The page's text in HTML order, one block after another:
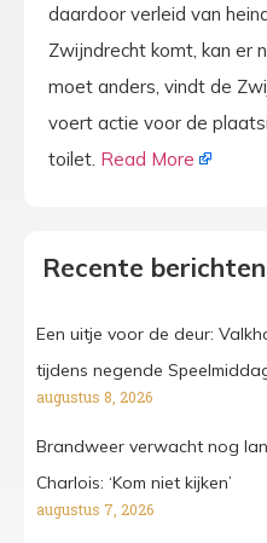
daardoor verleid van
Zwijndrecht komt, kan er
moet anders, vindt de
voert actie voor de
toilet. Read More
Recente berichten
Een uitje voor de deur:
tijdens negende
augustus 8, 2026
Brandweer verwacht nog
Charlois: ‘Kom niet kijken’
augustus 7, 2026